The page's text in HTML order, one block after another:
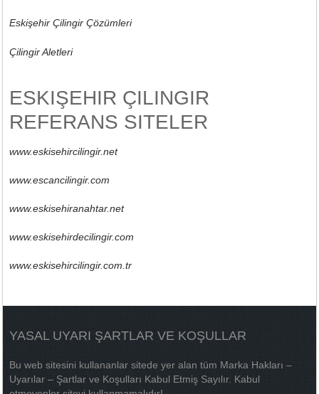
Eskişehir Çilingir Çözümleri
Çilingir Aletleri
ESKIŞEHIR ÇILINGIR
REFERANS SITELER
www.eskisehircilingir.net
www.escancilingir.com
www.eskisehiranahtar.net
www.eskisehirdecilingir.com
www.eskisehircilingir.com.tr
YASAL UYARI ŞARTLAR VE KOŞULLAR
Bu web sitesini kullananlar sitede yer alan tüm Marka Hakları –
Uyarılar – Şartlar ve Koşulları Kabul Etmiş Sayılır. Kabul